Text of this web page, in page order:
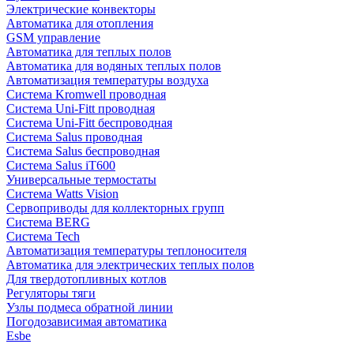
Электрические конвекторы
Автоматика для отопления
GSM управление
Автоматика для теплых полов
Автоматика для водяных теплых полов
Автоматизация температуры воздуха
Система Kromwell проводная
Система Uni-Fitt проводная
Система Uni-Fitt беспроводная
Система Salus проводная
Система Salus беспроводная
Система Salus iT600
Универсальные термостаты
Система Watts Vision
Сервоприводы для коллекторных групп
Система BERG
Система Tech
Автоматизация температуры теплоносителя
Автоматика для электрических теплых полов
Для твердотопливных котлов
Регуляторы тяги
Узлы подмеса обратной линии
Погодозависимая автоматика
Esbe